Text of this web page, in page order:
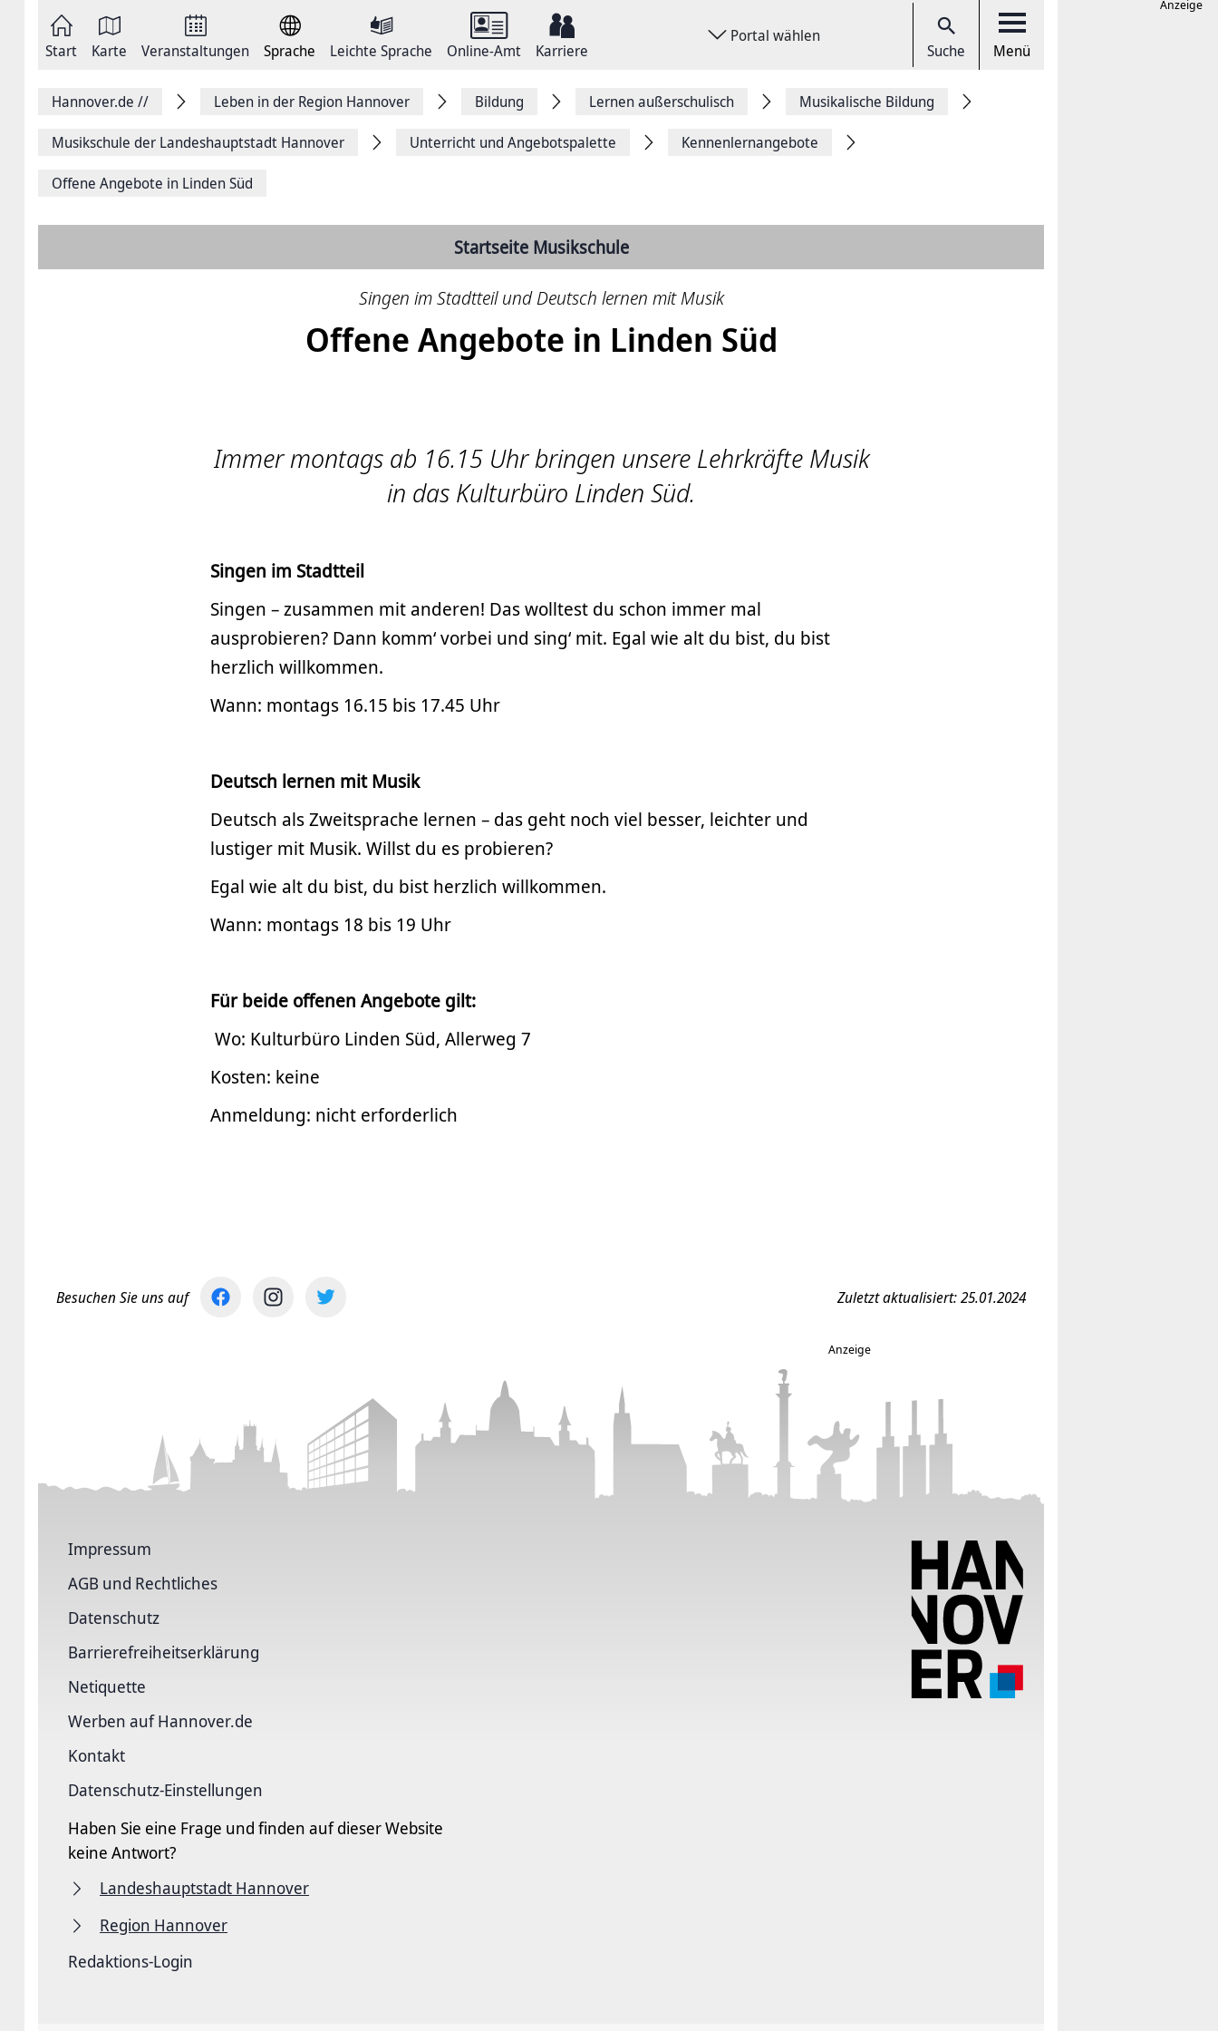
springen
Start Karte Veranstaltungen Sprache Leichte Sprache Online-Amt Karriere
Portal wählen
Suche Menü
FacebookHannover.de // Leben in der Region Hannover Bildung Lernen außerschulisch Musikalische Bildung
Musikschule der Landeshauptstadt Hannover Unterricht und Angebotspalette Kennenlernangebote
Offene Angebote in Linden Süd
Startseite Musikschule
Singen im Stadtteil und Deutsch lernen mit Musik
Offene Angebote in Linden Süd
Immer montags ab 16.15 Uhr bringen unsere Lehrkräfte Musik
in das Kulturbüro Linden Süd.
Singen im Stadtteil
Singen – zusammen mit anderen! Das wolltest du schon immer mal
ausprobieren? Dann komm‘ vorbei und sing‘ mit. Egal wie alt du bist, du bist
herzlich willkommen.
Wann: montags 16.15 bis 17.45 Uhr
Deutsch lernen mit Musik
Deutsch als Zweitsprache lernen – das geht noch viel besser, leichter und
lustiger mit Musik. Willst du es probieren?
Egal wie alt du bist, du bist herzlich willkommen.
Wann: montags 18 bis 19 Uhr
Für beide offenen Angebote gilt:
Wo: Kulturbüro Linden Süd, Allerweg 7
Kosten: keine
Anmeldung: nicht erforderlich
Besuchen Sie uns auf Zuletzt aktualisiert: 25.01.2024
Anzeige
Impressum
AGB und Rechtliches
Datenschutz
Barriere­freiheits­erklärung
Netiquette
Werben auf Hannover.de
Kontakt
Datenschutz-Einstellungen
Haben Sie eine Frage und finden auf dieser Website
keine Antwort?
Landeshauptstadt Hannover
Region Hannover
Redaktions-Login
Anzeige